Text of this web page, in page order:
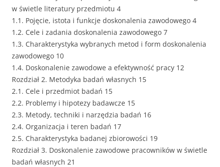
w świetle literatury przedmiotu 4
1.1. Pojęcie, istota i funkcje doskonalenia zawodowego 4
1.2. Cele i zadania doskonalenia zawodowego 7
1.3. Charakterystyka wybranych metod i form doskonalenia
zawodowego 10
1.4. Doskonalenie zawodowe a efektywność pracy 12
Rozdział 2. Metodyka badań własnych 15
2.1. Cele i przedmiot badań 15
2.2. Problemy i hipotezy badawcze 15
2.3. Metody, techniki i narzędzia badań 16
2.4. Organizacja i teren badań 17
2.5. Charakterystyka badanej zbiorowości 19
Rozdział 3. Doskonalenie zawodowe pracowników w świetle
badań własnych 21